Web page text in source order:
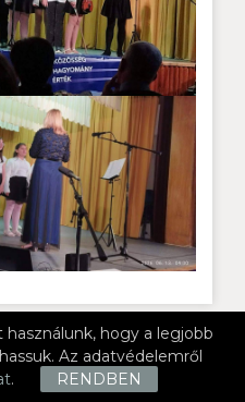
hogy a legjobb
Az adatvédelemről
. RENDBEN